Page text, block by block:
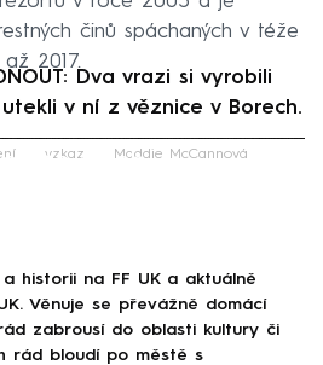
činů spáchaných v téže
2017.
Dva vrazi si vyrobili
v ní z věznice v Borech.
to fetch
vzkaz Maddie McCannová
historii na FF UK a aktuálně
Věnuje se převážně domácí
zabrousí do oblasti kultury či
rád bloudí po městě s